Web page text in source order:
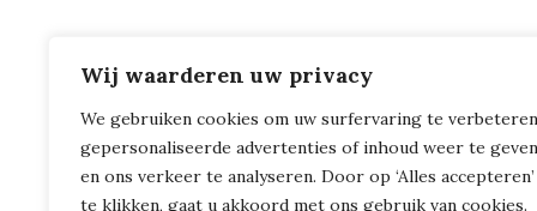
Wij waarderen uw privacy
We gebruiken cookies om uw surfervaring te
gepersonaliseerde advertenties of inhoud weer te geven
en ons verkeer te analyseren. Door op ‘Alles accepteren’
te klikken, gaat u akkoord met ons gebruik van cookies.